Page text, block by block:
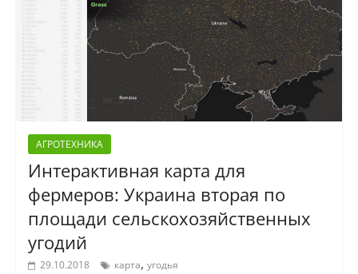
АГРОТЕХНИКА
Интерактивная карта для
фермеров: Украина вторая по
площади сельскохозяйственных
угодий
29.10.2018 карта, угодья